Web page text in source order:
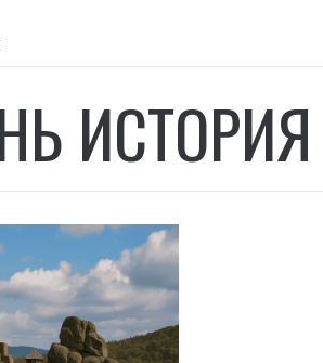
ИСТОРИЯ